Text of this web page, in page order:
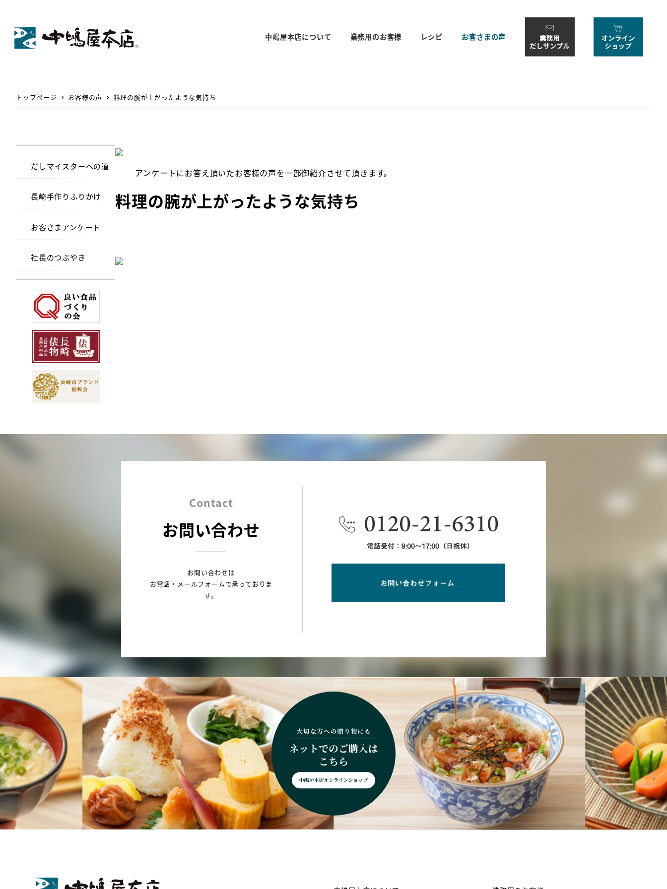
中嶋屋本店について 業務用のお客様 レシピ お客さまの声
トップページ お客様の声 料理の腕が上がったような気持ち
アンケートにお答え頂いたお客様の声を一部御紹介させて頂きます。
料理の腕が上がったような気持ち
だしマイスターへの道
長崎手作りふりかけ
お客さまアンケート
社長のつぶやき
Contact
お問い合わせ
お問い合わせは
お電話・メールフォームで承っておりま
す。